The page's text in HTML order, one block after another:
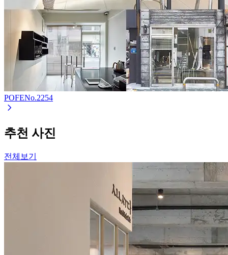
POFENo.2254
추천 사진
전체보기